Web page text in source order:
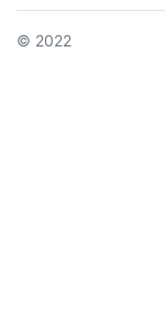
© 2022